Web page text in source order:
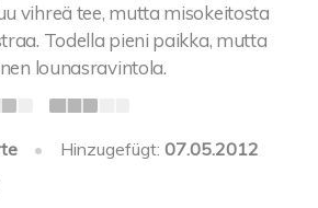
vihreä tee, mutta misokeitosta
Todella pieni paikka, mutta
lounasravintola.
• Hinzugefügt: 07.05.2012